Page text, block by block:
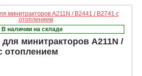
В наличии на складе
минитракторов A211N /
отоплением